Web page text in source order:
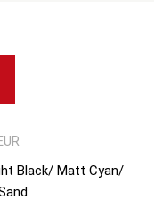
Black/ Matt Cyan/